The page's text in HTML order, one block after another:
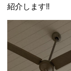
紹介します‼︎